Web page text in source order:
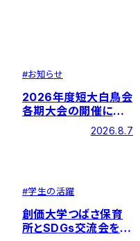
#お知らせ
2026年度短大白鳥会
各期大会の開催につ
2026.8.7
#学生の活躍
創価大学つばさ保育
所とSDGs交流会を開